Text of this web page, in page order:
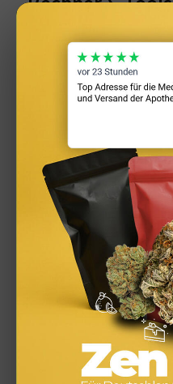
Steuern
Versicherungen
Zinsen & Sparen
Zinsprognose
Archiv
April 2026
März 2026
Februar 2026